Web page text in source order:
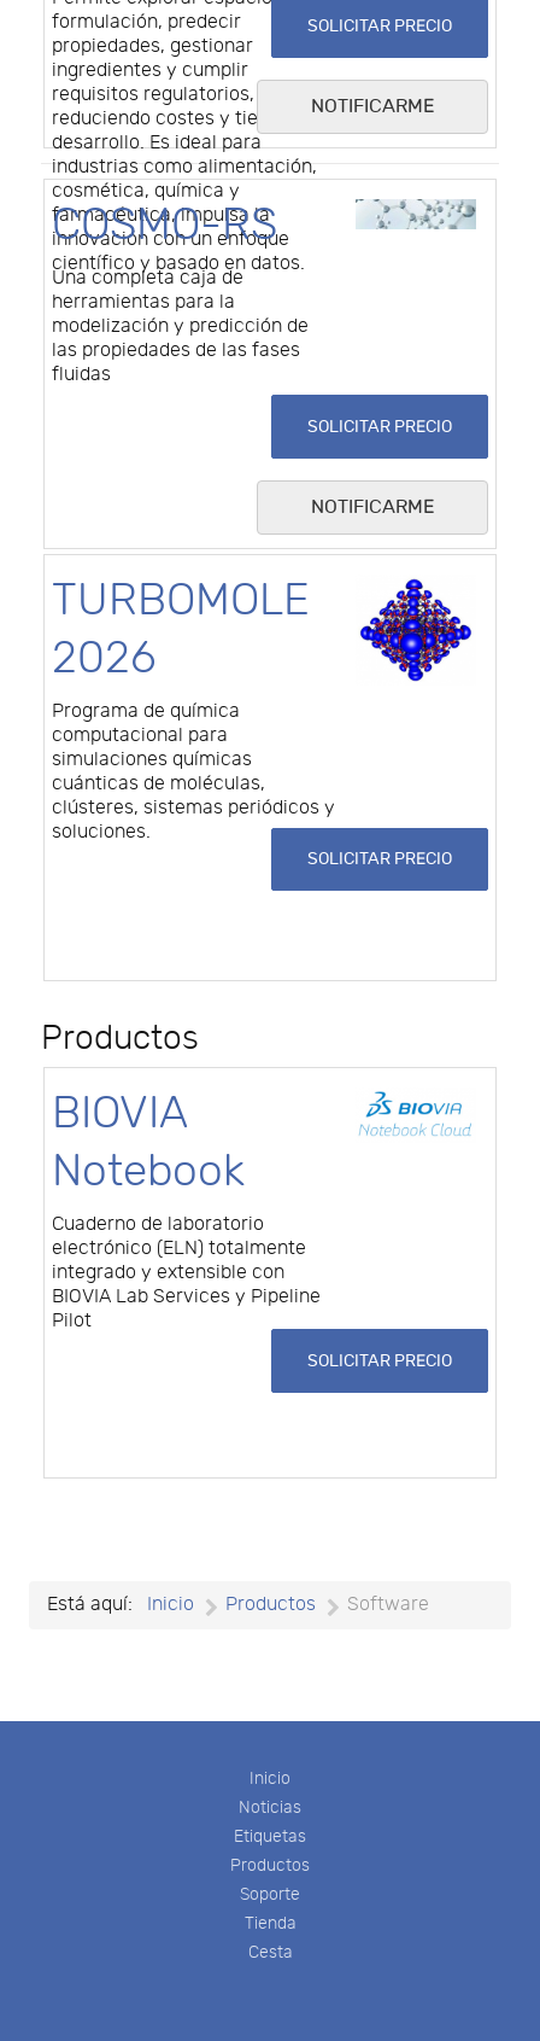
formulación, predecir
propiedades, gestionar
ingredientes y cumplir
requisitos regulatorios,
reduciendo costes y tiempo de
desarrollo. Es ideal para
industrias como alimentación,
cosmética, química y
farmacéutica, impulsa la
innovación con un enfoque
científico y basado en datos.
SOLICITAR PRECIO
NOTIFICARME
COSMO-RS
Una completa caja de
herramientas para la
modelización y predicción de
las propiedades de las fases
fluidas
SOLICITAR PRECIO
NOTIFICARME
TURBOMOLE
2026
Programa de química
computacional para
simulaciones químicas
cuánticas de moléculas,
clústeres, sistemas periódicos y
soluciones.
SOLICITAR PRECIO
Productos
BIOVIA
Notebook
Cuaderno de laboratorio
electrónico (ELN) totalmente
integrado y extensible con
BIOVIA Lab Services y Pipeline
Pilot
SOLICITAR PRECIO
Está aquí: Inicio Productos Software
Inicio
Noticias
Etiquetas
Productos
Soporte
Tienda
Cesta